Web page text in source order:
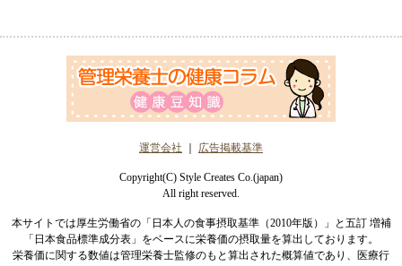
運営会社 広告掲載基準
Copyright(C) Style Creates Co.(japan)
All right reserved.
本サイトでは厚生労働省の「日本人の食事摂取基準（2010年版）」と五訂 増補
「日本食品標準成分表」をベースに栄養価の摂取量を算出しております。
栄養価に関する数値は管理栄養士監修のもと算出された概算値であり、医療行